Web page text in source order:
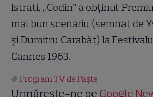
Istrati, „Codin” a obţinut
mai bun scenariu (semnat de
şi Dumitru Carabăţ) la
Cannes 1963.
Program TV de Paște
Urmărește-ne pe Google